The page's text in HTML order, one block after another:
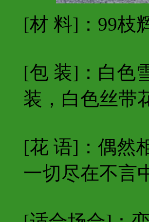
[材 料]：99枝
[包 装]：白色
装，白色丝带
[花 语]：偶然
一切尽在不